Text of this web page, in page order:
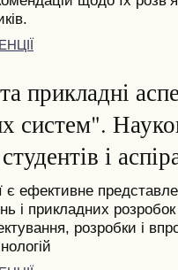
прикладні
систем".
і
ефективне
і прикладних розробок
розробки і